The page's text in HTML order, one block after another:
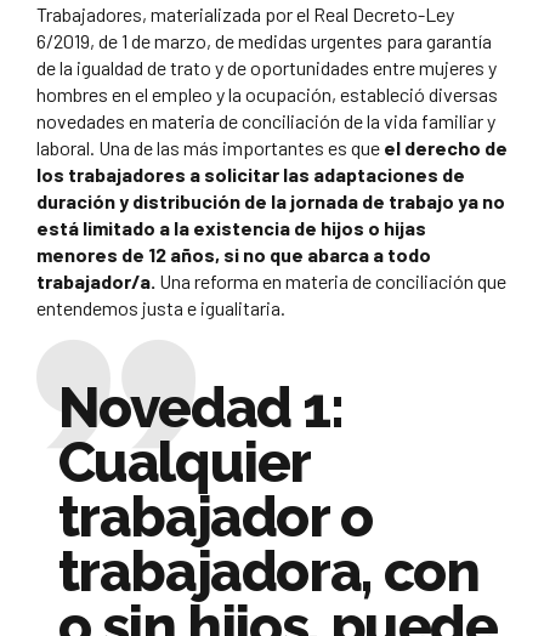
Trabajadores, materializada por el Real Decreto-Ley
6/2019, de 1 de marzo, de medidas urgentes para garantía
de la igualdad de trato y de oportunidades entre mujeres y
hombres en el empleo y la ocupación, estableció diversas
novedades en materia de conciliación de la vida familiar y
laboral. Una de las más importantes es que el derecho de
los trabajadores a solicitar las adaptaciones de
duración y distribución de la jornada de trabajo ya no
está limitado a la existencia de hijos o hijas
menores de 12 años, si no que abarca a todo
trabajador/a. Una reforma en materia de conciliación que
entendemos justa e igualitaria.
Novedad 1:
Cualquier
trabajador o
trabajadora, con